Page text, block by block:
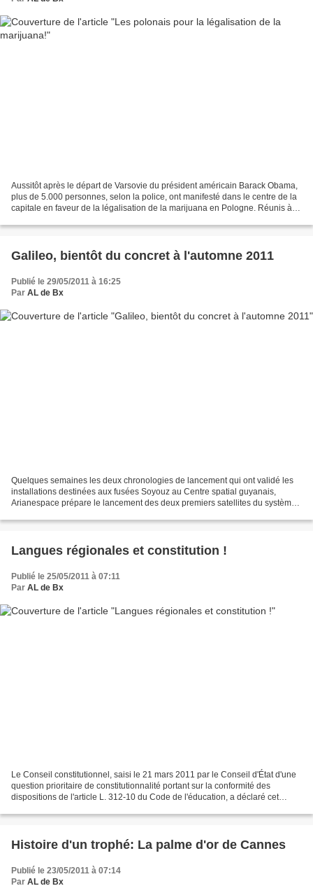
Aussitôt après le départ de Varsovie du président américain Barack Obama,
plus de 5.000 personnes, selon la police, ont manifesté dans le centre de la
capitale en faveur de la légalisation de la marijuana en Pologne. Réunis à
Galileo, bientôt du concret à l'automne 2011
Publié le 29/05/2011 à 16:25
Par AL de Bx
Quelques semaines les deux chronologies de lancement qui ont validé les
installations destinées aux fusées Soyouz au Centre spatial guyanais,
Arianespace prépare le lancement des deux premiers satellites du système
Langues régionales et constitution !
Publié le 25/05/2011 à 07:11
Par AL de Bx
Le Conseil constitutionnel, saisi le 21 mars 2011 par le Conseil d'État d'une
question prioritaire de constitutionnalité portant sur la conformité des
dispositions de l'article L. 312-10 du Code de l'éducation, a déclaré cet
Histoire d'un trophé: La palme d'or de Cannes
Publié le 23/05/2011 à 07:14
Par AL de Bx